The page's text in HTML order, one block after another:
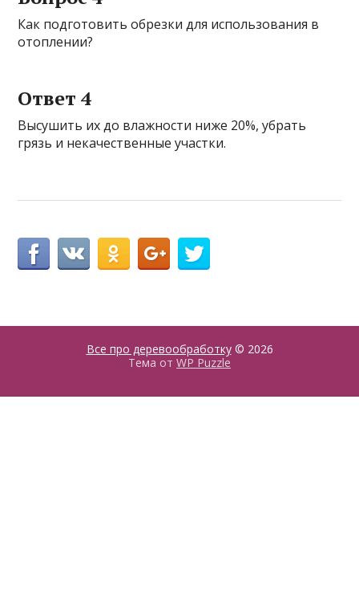
Как подготовить обрезки для использования в
отоплении?
Ответ 4
Высушить их до влажности ниже 20%, убрать
грязь и некачественные участки.
Все про деревообработку© 2026
Тема от WP Puzzle